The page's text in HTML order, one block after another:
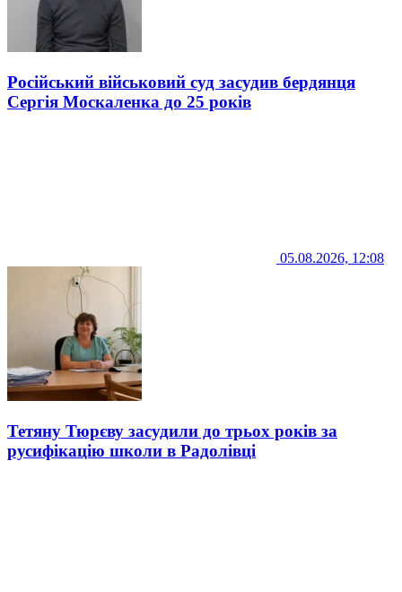
Російський військовий суд засудив бердянця
Сергія Москаленка до 25 років
05.08.2026, 12:08
Тетяну Тюрєву засудили до трьох років за
русифікацію школи в Радолівці